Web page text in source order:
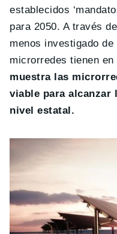
establecidos
para 2050. A través
menos investigado
microrredes tienen
muestra las
viable para
nivel estatal.